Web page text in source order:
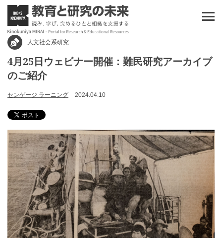
人文社会系研究
4月25日ウェビナー開催：難民研究アーカイブ
のご紹介
センゲージ ラーニング 2024.04.10